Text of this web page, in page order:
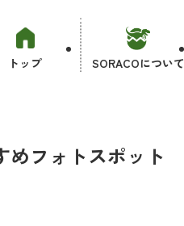
トップ SORACOについて
めフォトスポット